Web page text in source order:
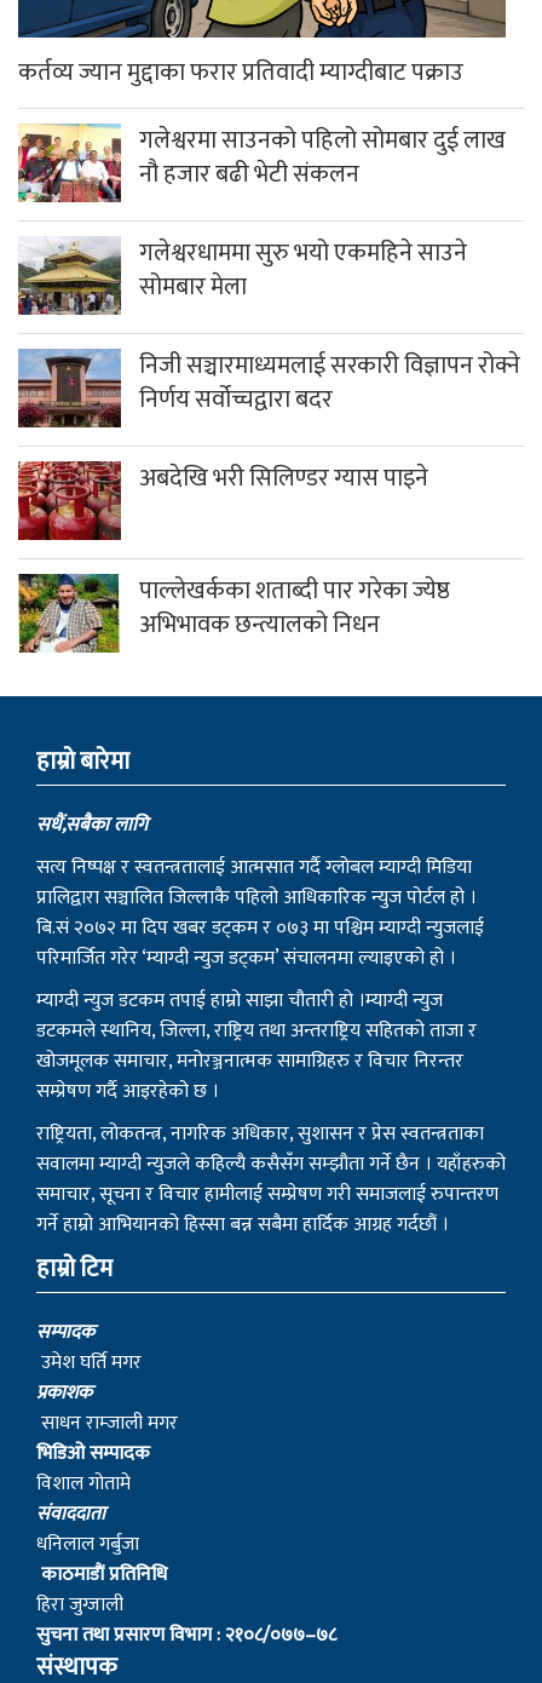
कर्तव्य ज्यान मुद्दाका फरार प्रतिवादी म्याग्दीबाट पक्राउ
गलेश्वरमा साउनको पहिलो सोमबार दुई लाख
नौ हजार बढी भेटी संकलन
गलेश्वरधाममा सुरु भयो एकमहिने साउने
सोमबार मेला
निजी सञ्चारमाध्यमलाई सरकारी विज्ञापन रोक्ने
निर्णय सर्वोच्चद्वारा बदर
अबदेखि भरी सिलिण्डर ग्यास पाइने
पाल्लेखर्कका शताब्दी पार गरेका ज्येष्ठ
अभिभावक छन्त्यालको निधन
हाम्राे बारेमा
सधैं,सबैका लागि
सत्य निष्पक्ष र स्वतन्त्रतालाई आत्मसात गर्दै ग्लोबल म्याग्दी मिडिया
प्रालिद्वारा सञ्चालित जिल्लाकै पहिलो आधिकारिक न्युज पोर्टल हो ।
बि.सं २०७२ मा दिप खबर डट्कम र ०७३ मा पश्चिम म्याग्दी न्युजलाई
परिमार्जित गरेर ‘म्याग्दी न्युज डट्कम’ संचालनमा ल्याइएको हो ।
म्याग्दी न्युज डटकम तपाई हाम्रो साझा चौतारी हो ।म्याग्दी न्युज
डटकमले स्थानिय, जिल्ला, राष्ट्रिय तथा अन्तराष्ट्रिय सहितको ताजा र
खोजमूलक समाचार, मनोरञ्जनात्मक सामाग्रिहरु र विचार निरन्तर
सम्प्रेषण गर्दै आइरहेको छ ।
राष्ट्रियता, लोकतन्त्र, नागरिक अधिकार, सुशासन र प्रेस स्वतन्त्रताका
सवालमा म्याग्दी न्युजले कहिल्यै कसैसँग सम्झौता गर्ने छैन । यहाँहरुको
समाचार, सूचना र विचार हामीलाई सम्प्रेषण गरी समाजलाई रुपान्तरण
गर्ने हाम्रो आभियानको हिस्सा बन्न सबैमा हार्दिक आग्रह गर्दछौं ।
हाम्रो टिम
सम्पादक
उमेश घर्ति मगर
प्रकाशक
साधन राम्जाली मगर
भिडिओ सम्पादक
विशाल गोतामे
स‌ंवाददाता
धनिलाल गर्बुजा
काठमाडाैं प्रतिनिधि
हिरा जुग्जाली
सुचना तथा प्रसारण विभाग : २१०८/०७७–७८
संस्थापक